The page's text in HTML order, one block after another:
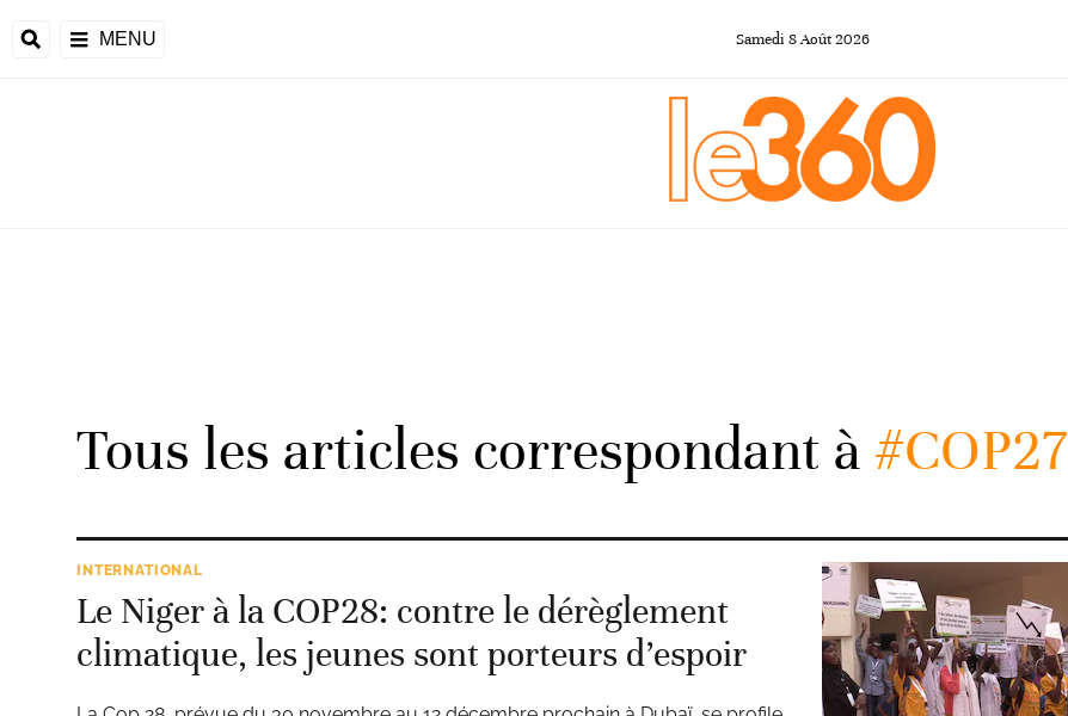
MENU Samedi 8Août2026
Tous les articles correspondant à #COP27
INTERNATIONAL
Le Niger à la COP28: contre le dérèglement
climatique, les jeunes sont porteurs d’espoir